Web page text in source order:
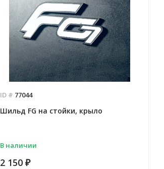
ID # 77044
Шильд FG на стойки, крыло
В наличии
2 150₽